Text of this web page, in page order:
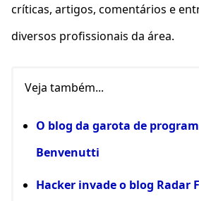
críticas, artigos, comentários e
diversos profissionais da área.
Veja também...
O blog da garota de
Benvenutti
Hacker invade o blog Radar